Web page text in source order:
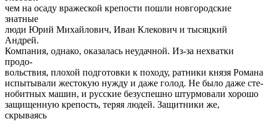
чем на осаду вражеской крепости пошли новгородские
знатные
люди Юрий Михайлович, Иван Клекович и тысяцкий
Андрей.
Компания, однако, оказалась неудачной. Из-за нехватки
продо-
вольствия, плохой подготовки к походу, ратники князя Романа
испытывали жестокую нужду и даже голод. Не было даже сте-
нобитных машин, и русские безуспешно штурмовали хорошо
защищенную крепость, теряя людей. Защитники же,
скрываясь